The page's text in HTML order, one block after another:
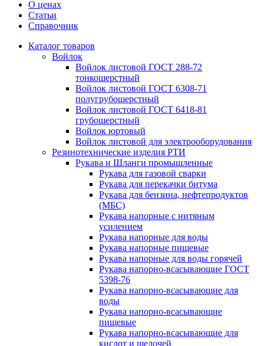
О ценах
Статьи
Справочник
Каталог товаров
Войлок
Войлок листовой ГОСТ 288-72
тонкошерстный
Войлок листовой ГОСТ 6308-71
полугрубошерстный
Войлок листовой ГОСТ 6418-81
грубошерстный
Войлок юртовый
Войлок листовой для электрооборудования
Резинотехнические изделия РТИ
Рукава и Шланги промышленные
Рукава для газовой сварки
Рукава для перекачки битума
Рукава для бензина, нефтепродуктов
(МБС)
Рукава напорные с нитяным
усилением
Рукава напорные для воды
Рукава напорные пищевые
Рукава напорные для воды горячей
Рукава напорно-всасывающие ГОСТ
5398-76
Рукава напорно-всасывающие для
воды
Рукава напорно-всасывающие
пищевые
Рукава напорно-всасывающие для
кислот и щелочей